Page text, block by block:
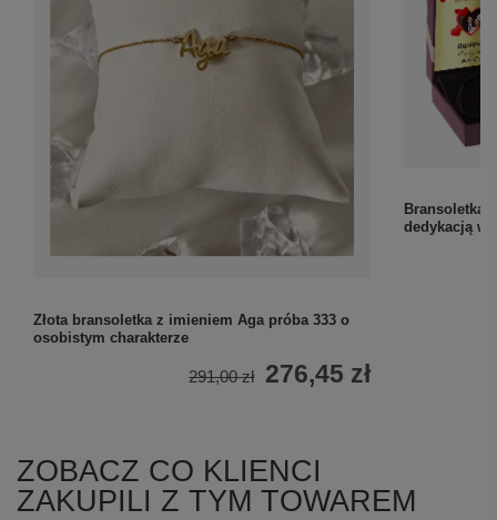
Złota bransoletka z imieniem Aga próba 333 o
osobistym charakterze
291,00 zł 276,45 zł
Bransoletka
dedykacją w
ZOBACZ CO KLIENCI
ZAKUPILI Z TYM TOWAREM